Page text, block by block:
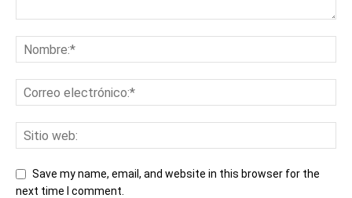
Save my name, email, and website in this browser for the
next time I comment.